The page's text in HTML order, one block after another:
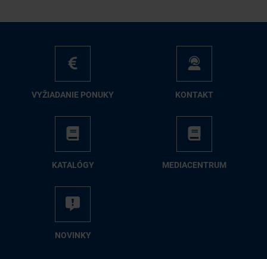
VY­ŽIA­DA­NIE PO­NU­KY KON­TAKT
KA­TA­LÓ­GY ME­DIA­CEN­TRUM
NO­VIN­KY